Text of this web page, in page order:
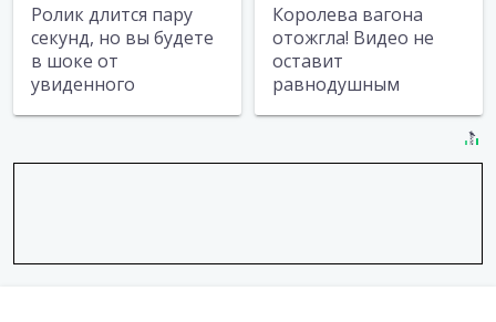
Ролик длится пару
секунд, но вы будете
в шоке от
увиденного
Королева вагона
отожгла! Видео не
оставит
равнодушным